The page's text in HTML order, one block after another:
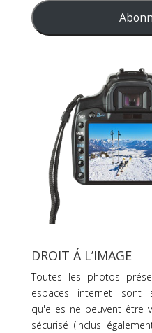
mail
DROIT Á L’IMAGE
Toutes les photos
espaces internet sont
qu'elles ne peuvent être
sécurisé (inclus